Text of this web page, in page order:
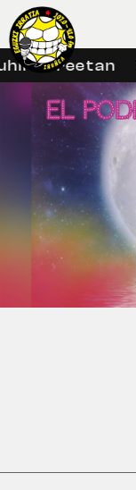
libreetan